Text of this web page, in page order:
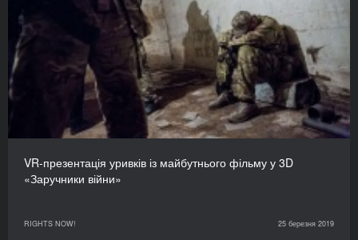
VR-презентація уривків із майбутнього фільму у 3D
«Заручники війни»
RIGHTS NOW! 25 березня 2019